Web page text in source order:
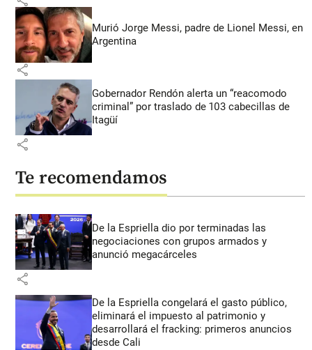
Murió Jorge Messi, padre de Lionel Messi, en
Argentina
share
Gobernador Rendón alerta un “reacomodo
criminal” por traslado de 103 cabecillas de
Itagüí
share
Te recomendamos
De la Espriella dio por terminadas las
negociaciones con grupos armados y
anunció megacárceles
share
De la Espriella congelará el gasto público,
eliminará el impuesto al patrimonio y
desarrollará el fracking: primeros anuncios
desde Cali